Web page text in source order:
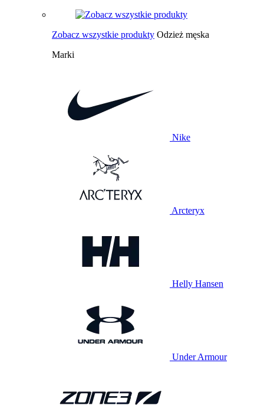
Zobacz wszystkie produkty Odzież męska
Marki
Nike
Arcteryx
Helly Hansen
Under Armour